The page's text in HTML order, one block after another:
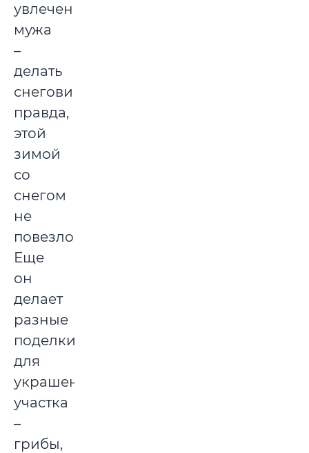
увлечение
мужа
–
делать
снеговиков,
правда,
этой
зимой
со
снегом
не
повезло.
Еще
он
делает
разные
поделки
для
украшения
участка
–
грибы,